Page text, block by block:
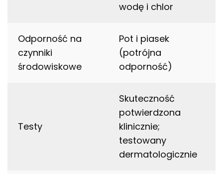
wodę i chlor
Odporność na
czynniki
środowiskowe
Pot i piasek
(potrójna
odporność)
Testy
Skuteczność
potwierdzona
klinicznie;
testowany
dermatologicznie